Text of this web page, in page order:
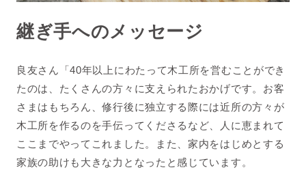
継ぎ手へのメッセージ
良友さん「40年以上にわたって木工所を営むことができ
たのは、たくさんの方々に支えられたおかげです。お客
さまはもちろん、修行後に独立する際には近所の方々が
木工所を作るのを手伝ってくださるなど、人に恵まれて
ここまでやってこれました。また、家内をはじめとする
家族の助けも大きな力となったと感じています。